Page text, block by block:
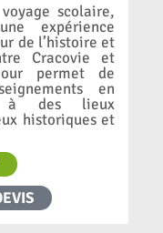
scolaire,
expérience
de l’histoire et
Cracovie et
permet de
en
à des lieux
historiques et